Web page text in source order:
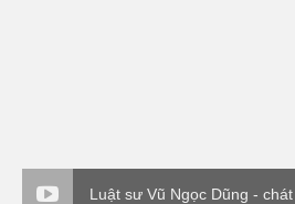
Luật sư Vũ Ngọc Dũng -